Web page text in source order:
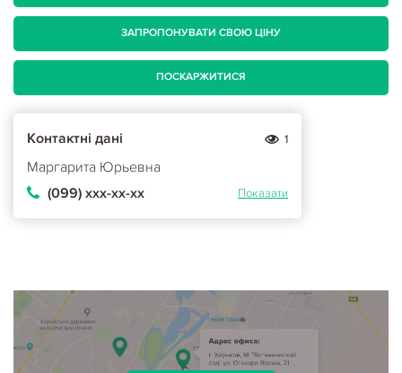
ЗАПРОПОНУВАТИ СВОЮ ЦІНУ
ПОСКАРЖИТИСЯ
Контактні дані 1
Маргарита Юрьевна
(099) ххх-хх-хх
Показати